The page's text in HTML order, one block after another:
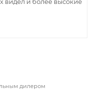
дилером